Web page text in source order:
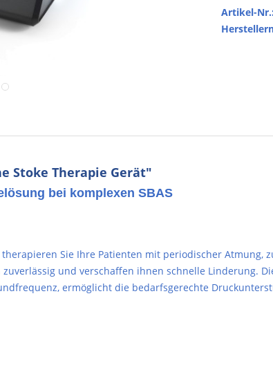
Artikel-Nr.:
Stoke Therapie Gerät"
bei komplexen SBAS
Sie Ihre Patienten mit periodischer Atmung,
und verschaffen ihnen schnelle Linderung.
ermöglicht die bedarfsgerechte